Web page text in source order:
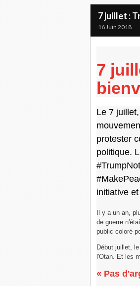
7 juillet :
16 Juin 2018
7
Le 7
protester
politique.
initiative
Il y a un an,
de guerre
public coloré
Début juillet,
l'Otan. Et les
« Pas